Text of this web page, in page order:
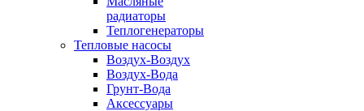
радиаторы
Теплогенераторы
Тепловые насосы
Воздух-Воздух
Воздух-Вода
Грунт-Вода
Аксессуары